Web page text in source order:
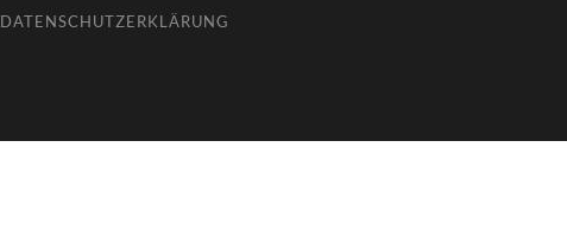
DATENSCHUTZERKLÄRUNG